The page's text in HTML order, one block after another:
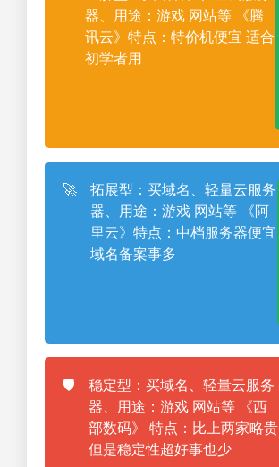
器、用途：游戏 网站等 《腾
讯云》特点：特价机便宜 适合
初学者用
🚀
拓展型：买域名、轻量云服务
器、用途：游戏 网站等 《阿
里云》特点：中档服务器便宜
域名备案事多
🛡️
稳定型：买域名、轻量云服务
器、用途：游戏 网站等 《西
部数码》 特点：比上两家略贵
但是稳定性超好事也少